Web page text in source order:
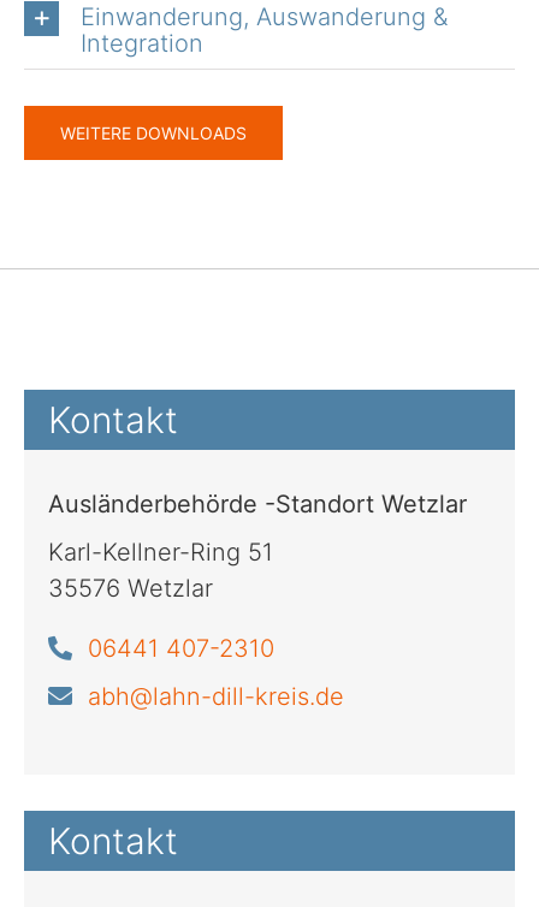
Einwanderung, Auswanderung &
Integration
WEITERE DOWNLOADS
Kontakt
Ausländerbehörde -Standort Wetzlar
Karl-Kellner-Ring 51
35576 Wetzlar
06441 407-2310
abh@lahn-dill-kreis.de
Kontakt